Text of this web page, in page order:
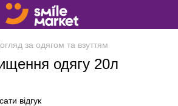
за одягом та взуттям
одягу 20л
відгук